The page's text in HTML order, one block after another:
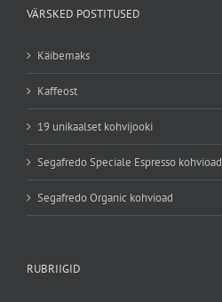
VÄRSKED POSTITUSED
Käibemaks
Kaffeost
19 unikaalset kohvijooki
Segafredo Speciale Espresso kohvioad
Segafredo Organic kohvioad
RUBRIIGID